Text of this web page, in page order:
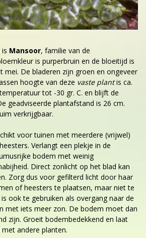
Mansoor, familie van de
is purperbruin en de bloeitijd is
mei. De bladeren zijn groen en ongeveer
hoogte van deze vaste plantis ca.
tot -30 gr. C. en blijft de
geadviseerde plantafstand is 26 cm.
verkrijgbaar.
voor tuinen met meerdere (vrijwel)
Verlangt een plekje in de
bodem met weinig
Direct zonlicht op het blad kan
Zorg dus voor gefilterd licht door haar
of heesters te plaatsen, maar niet te
ook te gebruiken als overgang naar de
met iets meer zon. De bodem moet dan
zijn. Groeit bodembedekkend en laat
andere planten.